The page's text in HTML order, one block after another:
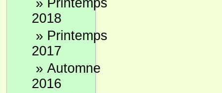
» Printemps
2018
» Printemps
2017
» Automne
2016